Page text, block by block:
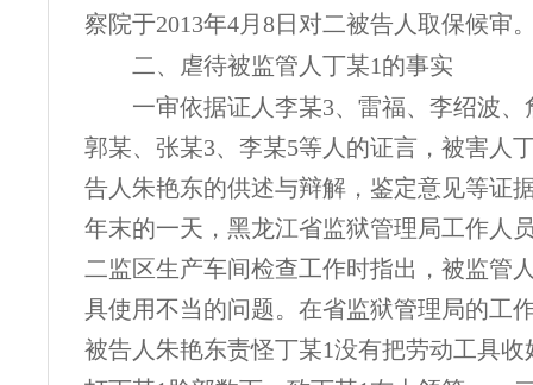
察院于2013年4月8日对二被告人取保候审
二、虐待被监管人丁某1的事实
一审依据证人李某3、雷福、李绍波、
郭某、张某3、李某5等人的证言，被害人
告人朱艳东的供述与辩解，鉴定意见等证
年末的一天，黑龙江省监狱管理局工作人
二监区生产车间检查工作时指出，被监管
具使用不当的问题。在省监狱管理局的工
被告人朱艳东责怪丁某1没有把劳动工具收